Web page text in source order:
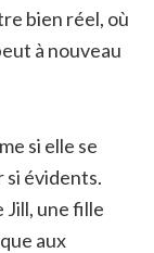
bien réel, où
à nouveau
si elle se
si évidents.
Jill, une fille
aux